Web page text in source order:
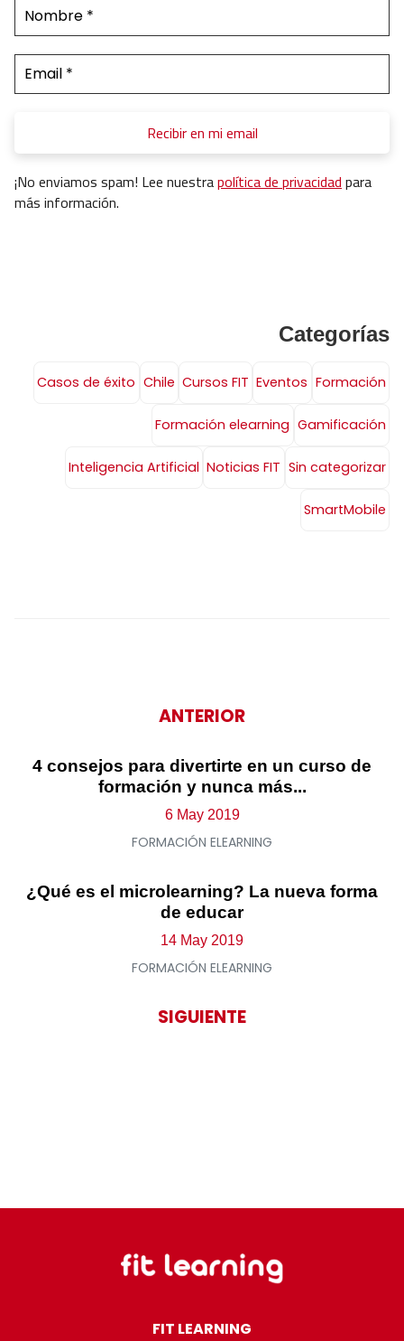
¡No enviamos spam! Lee nuestrapolítica de privacidadpara
más información.
Categorías
Casos de éxito Chile Cursos FIT Eventos Formación
Formación elearning Gamificación
Inteligencia Artificial Noticias FIT Sin categorizar
SmartMobile
ANTERIOR
4 consejos para divertirte en un curso de
formación y nunca más...
6 May 2019
FORMACIÓN ELEARNING
¿Qué es el microlearning? La nueva forma
de educar
14 May 2019
FORMACIÓN ELEARNING
SIGUIENTE
FIT LEARNING